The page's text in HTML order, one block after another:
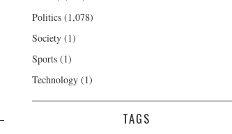
Politics (1,078)
Society (1)
Sports (1)
Technology (1)
TAGS